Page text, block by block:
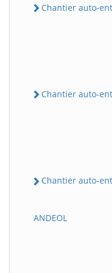
Chantier auto-
Chantier auto-
Chantier auto-
ANDEOL